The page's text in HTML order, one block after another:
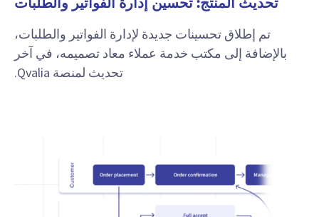
تحديث المنتج: تحسين إدارة الفواتير والطلبات
تم إطلاق تحسينات جديدة لإدارة الفواتير والطلبات،
بالإضافة إلى مكتب خدمة عملاء معاد تصميمه، في آخر
تحديث لمنصة Qvalia.